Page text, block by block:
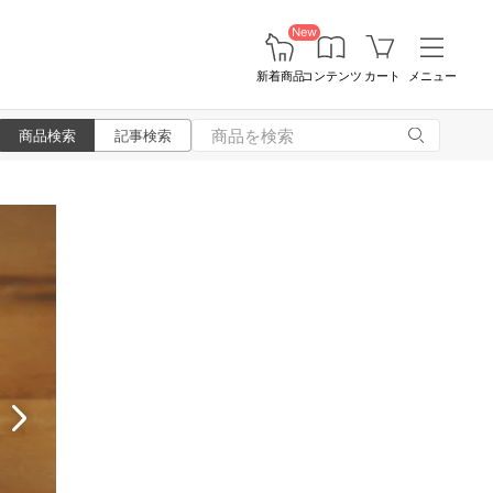
New
新着商品コンテンツ カート メニュー
商品検索 記事検索